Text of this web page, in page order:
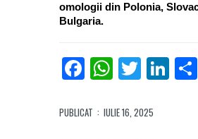
omologii din Polonia,
Bulgaria.
Facebook
Twitter
PUBLICAT : IULIE 16, 2025